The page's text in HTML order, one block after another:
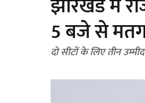
5 बजे से
दो सीटों के लिए तीन